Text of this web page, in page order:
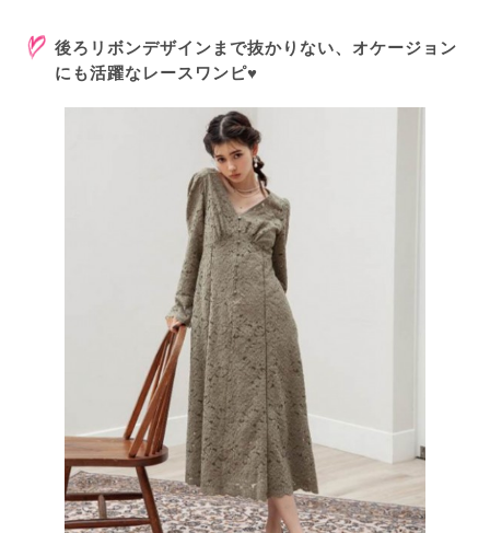
後ろリボンデザインまで抜かりない、オケージョン
にも活躍なレースワンピ♥